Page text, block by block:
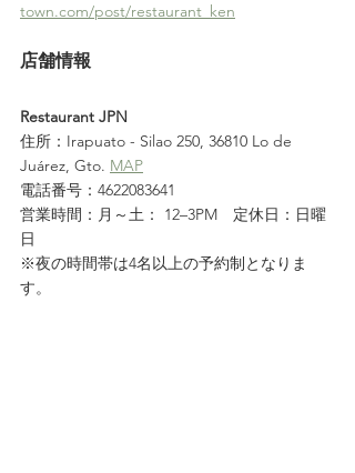
town.com/post/restaurant_ken
店舗情報
Restaurant JPN
住所：Irapuato - Silao 250, 36810 Lo de
Juárez, Gto. MAP
電話番号：4622083641
営業時間：月～土： 12–3PM　定休日：日曜
日
※夜の時間帯は4名以上の予約制となりま
す。